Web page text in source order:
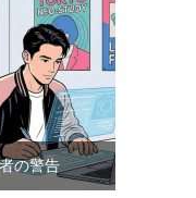
の警告